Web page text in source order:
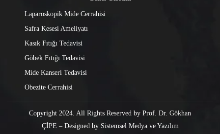
Laparoskopik Mide Cerrahisi
Safra Kesesi Ameliyatı
Kasık Fıtığı Tedavisi
Göbek Fıtığı Tedavisi
Mide Kanseri Tedavisi
Obezite Cerrahisi
Copyright 2024. All Rights Reserved by Prof. Dr. Gökhan
ÇİPE – Designed by Sistemsel Medya ve Yazılım